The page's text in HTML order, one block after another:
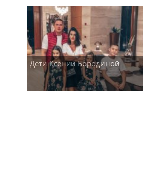
Дети Ксении Бородиной